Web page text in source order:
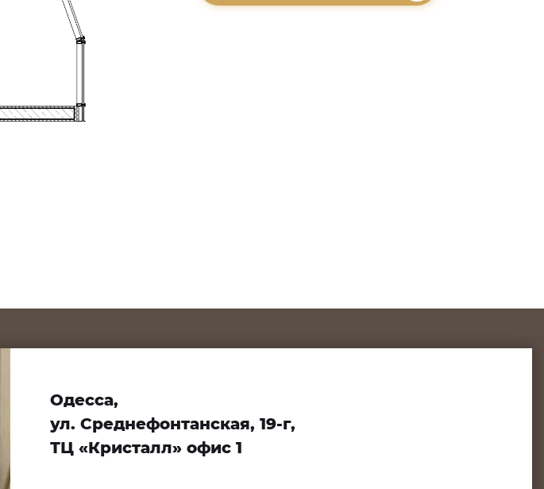
Одесса,
ул. Среднефонтанская, 19-г,
ТЦ «Кристалл» офис 1